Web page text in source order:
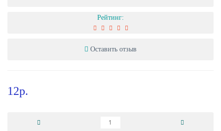
Рейтинг:
Оставить отзыв
12р.